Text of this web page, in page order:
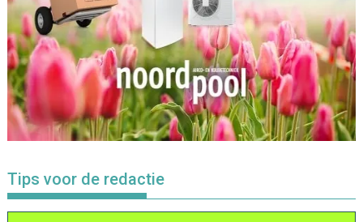
Tips voor de redactie